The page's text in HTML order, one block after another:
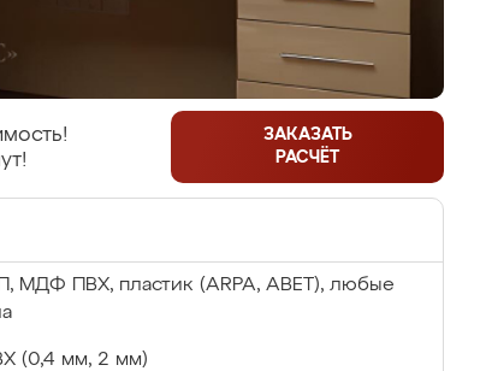
ЗАКАЗАТЬ
РАСЧЁТ
МДФ ПВХ, пластик (ARPA, ABET), любые
(0,4 мм, 2 мм)